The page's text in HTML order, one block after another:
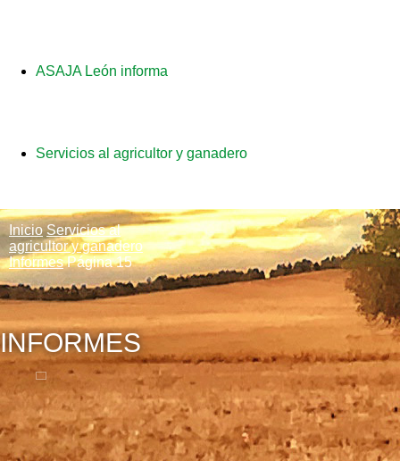
ASAJA León informa
Servicios al agricultor y ganadero
Inicio Servicios al
agricultor y ganadero
Informes Página 15
INFORMES